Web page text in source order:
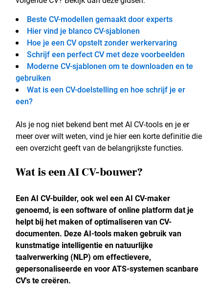
Beste CV-modellen gemaakt door experts
Hier vind je blanco CV-sjablonen
Hoe je een CV opstelt zonder werkervaring
Schrijf een perfect CV met deze voorbeelden
Moderne CV-sjablonen om te downloaden en te
gebruiken
Wat is een CV-doelstelling en hoe schrijf je er
een?
Als je nog niet bekend bent met AI CV-tools en je er
meer over wilt weten, vind je hier een korte definitie die
een overzicht geeft van de belangrijkste functies.
Wat is een AI CV-bouwer?
Een AI CV-builder, ook wel een AI CV-maker
genoemd, is een software of online platform dat je
helpt bij het maken of optimaliseren van CV-
documenten. Deze AI-tools maken gebruik van
kunstmatige intelligentie en natuurlijke
taalverwerking (NLP) om effectievere,
gepersonaliseerde en voor ATS-systemen scanbare
CV's te creëren.